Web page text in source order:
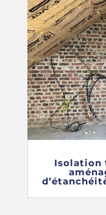
Isolation